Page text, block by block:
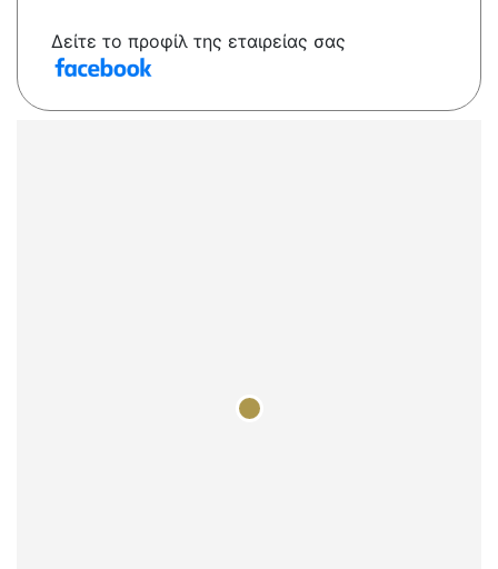
Δείτε το προφίλ της εταιρείας σας